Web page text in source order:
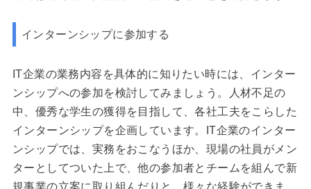
インターンシップに参加する
IT企業の業務内容を具体的に知りたい時には、インター
ンシップへの参加を検討してみましょう。人材不足の
中、優秀な学生の獲得を目指して、各社工夫をこらした
インターンシップを企画しています。IT企業のインター
ンシップでは、実務をおこなうほか、現場の社員がメン
ターとしてついた上で、他の参加者とチームを組んで新
規事業の立案に取り組んだりと、様々な経験ができま